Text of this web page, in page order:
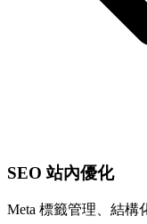
SEO 站內優化
Meta 標籤管理、結構